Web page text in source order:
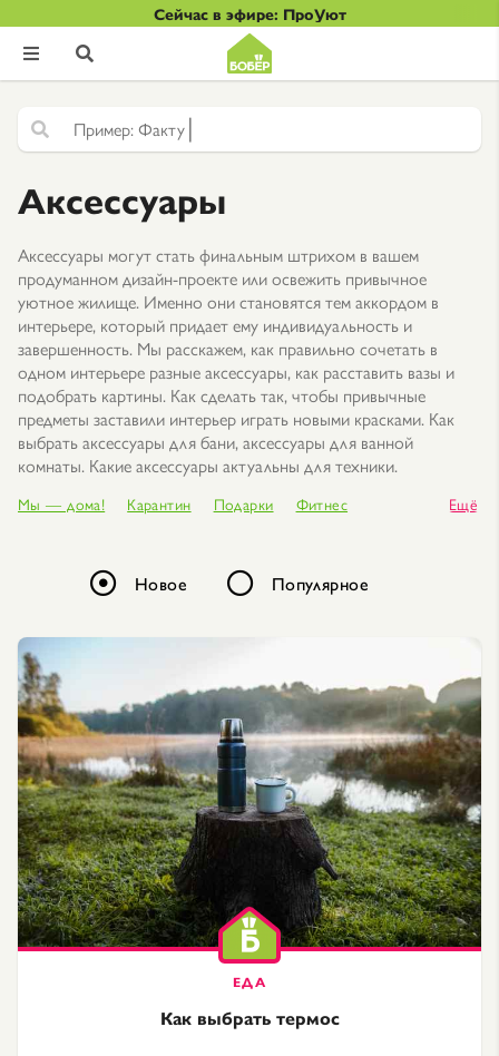
Сейчас в эфире: ПроУют
 
Факту
Аксессуары
Аксессуары могут стать финальным штрихом в вашем
продуманном дизайн-проекте или освежить привычное
уютное жилище. Именно они становятся тем аккордом в
интерьере, который придает ему индивидуальность и
завершенность. Мы расскажем, как правильно сочетать в
одном интерьере разные аксессуары, как расставить вазы и
подобрать картины. Как сделать так, чтобы привычные
предметы заставили интерьер играть новыми красками. Как
выбрать аксессуары для бани, аксессуары для ванной
комнаты. Какие аксессуары актуальны для техники.
Мы — дома! Карантин Подарки
Фитнес
Праздники
Развлечения для детей
Азбука ремонта
Сварка
Освещение
Канцтовары
Сантехника
малярные работы Декор
хобби
переезд
Строительные инструменты
строительные материалы
Интерьер Мебель
Уют
Монтажные работы
Отопление
Одежда
электричество
электроприборы
Плотницкие работы
уничтожение насекомых
Уборка
Дизайн
Лайфхаки для дома
Водоснабжение
Обувь
Аксессуары
комнатные растения
Ванная комната
Строительство
Путешествия
Ещё
Новое Популярное
Как выбрать термос